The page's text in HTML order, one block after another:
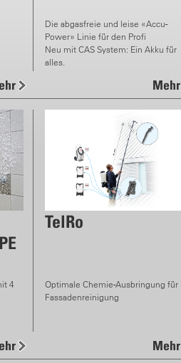
Die abgasfreie und leise «Accu-
Power» Linie für den Profi
Neu mit CAS System: Ein Akku für
alles.
Mehr
4
TelRo
Optimale Chemie-Ausbringung für
Fassadenreinigung
Mehr